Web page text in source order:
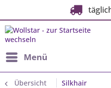
Menü
Übersicht Silkhair